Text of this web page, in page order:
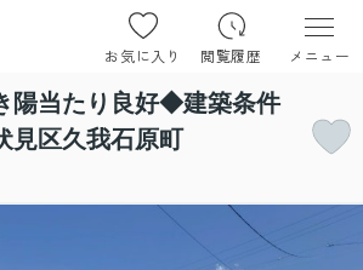
お気に入り 閲覧履歴 メニュー
陽当たり良好◆建築条件
区久我石原町